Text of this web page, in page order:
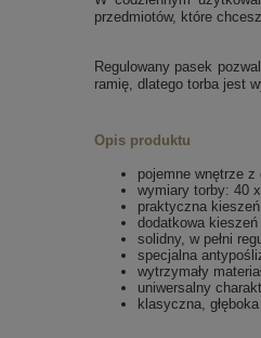
przedmiotów, które
Regulowany pasek
ramię, dlatego torba jest
Opis produktu
pojemne wnętrze
wymiary torby: 40
praktyczna
dodatkowa
solidny, w pełni
specjalna
wytrzymały
uniwersalny
klasyczna,